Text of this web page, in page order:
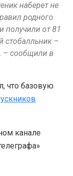
наберет не
родного
получили от 81
стобалльник –
– сообщили в
что базовую
канале